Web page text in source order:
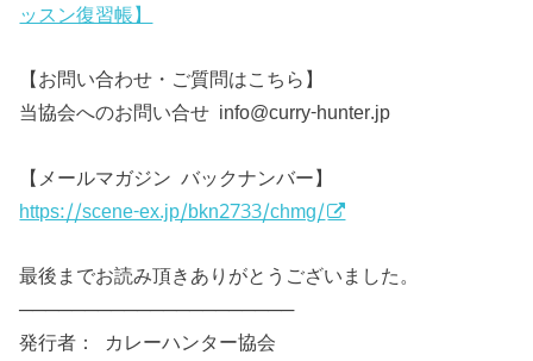
ッスン復習帳】
【お問い合わせ・ご質問はこちら】
当協会へのお問い合せ info@curry-hunter.jp
【メールマガジン バックナンバー】
https://scene-ex.jp/bkn2733/chmg/
最後までお読み頂きありがとうございました。
─────────────────────
発行者： カレーハンター協会